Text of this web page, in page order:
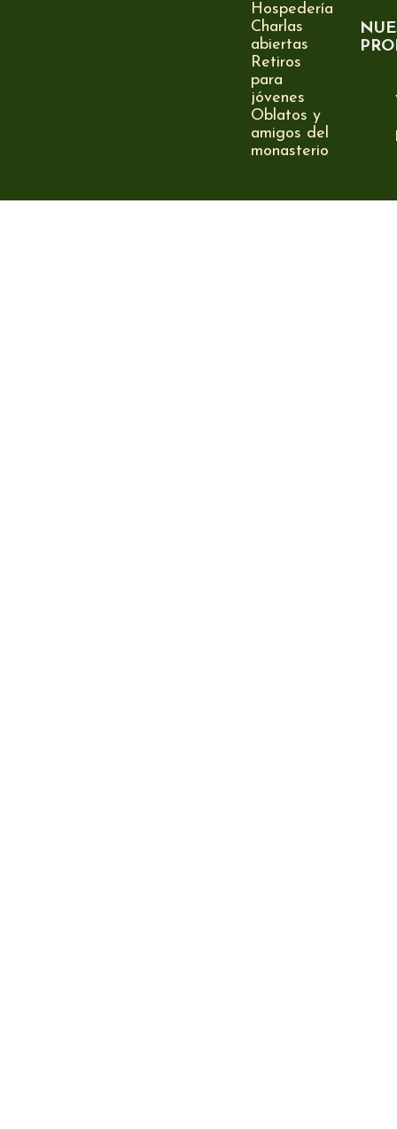
Hospedería
Charlas
abiertas
Retiros
para
jóvenes
Oblatos y
amigos del
monasterio